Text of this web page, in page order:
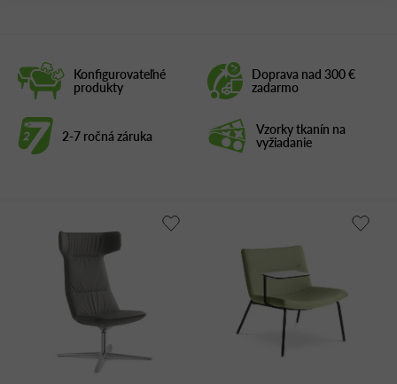
Konfigurovateľné
produkty
Doprava nad 300 €
zadarmo
2-7 ročná záruka Vzorky tkanín na
vyžiadanie